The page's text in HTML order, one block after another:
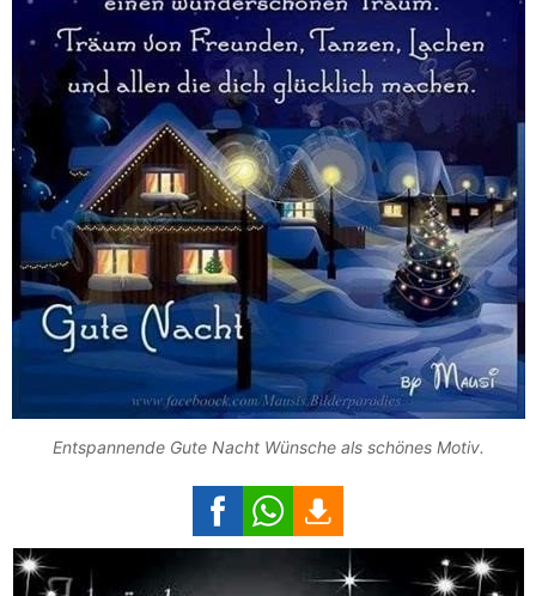
Entspannende Gute Nacht Wünsche als schönes Motiv.